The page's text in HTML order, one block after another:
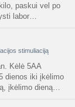
paskui vel po
labor…
stimuliaciją
Kėlė 5AA
dienos iki įkėlimo
įkėlimo dieną…